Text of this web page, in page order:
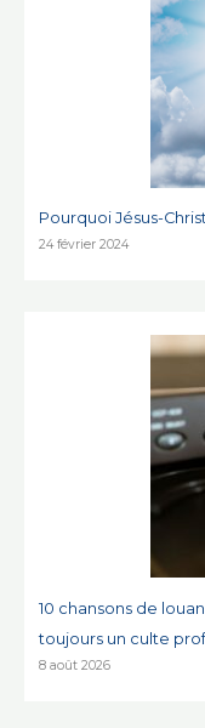
Pourquoi Jésus-
24 février 2024
10 chansons de
toujours un culte
8 août 2026